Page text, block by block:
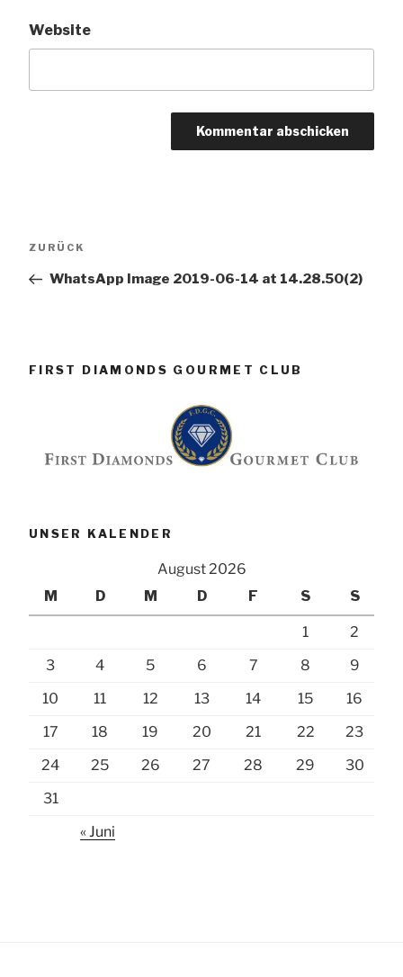
Website
Vorheriger
ZURÜCK
WhatsApp Image 2019-06-14 at 14.28.50(2)
FIRST DIAMONDS GOURMET CLUB
UNSER KALENDER
August 2026
M
D M D F S S
1
2
3
4 5 6 7 8
9
10
11 12 13 14 15
16
17
18 19 20 21 22
23
24
25 26 27 28 29
30
31
« Juni